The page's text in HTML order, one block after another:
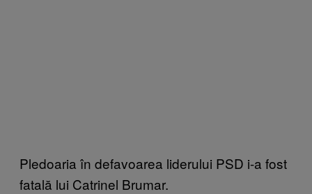
Pledoaria în defavoarea liderului PSD i-a fost
fatală lui Catrinel Brumar.